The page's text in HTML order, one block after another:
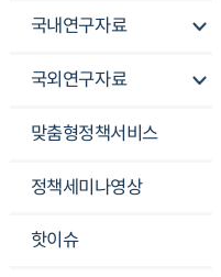
국내연구자료
국외연구자료
맞춤형정책서비스
정책세미나영상
핫이슈